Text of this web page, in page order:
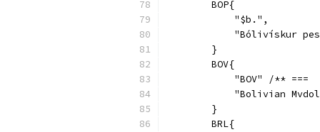
        BOP{
            "$b.",
"Bólivískur
        }
        BOV{
"BOV" /** ===
"Bolivian
        }
        BRL{